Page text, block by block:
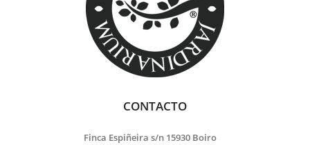
CONTACTO
Finca Espiñeira s/n 15930 Boiro